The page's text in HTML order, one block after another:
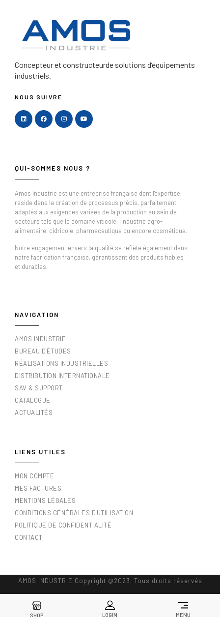
Concepteur et constructeurde solutions d’équipements
industriels.
NOUS SUIVRE
QUI-SOMMES NOUS ?
Amos Industrie est une entreprise française dont l'expertise
réside dans la création de processus précis, parfaitement
adaptés aux exigences variées de la production au sein de
secteurs tels que le domaine viticole, l'industrie agro-
alimentaire, cidricole, pharmaceutique ou encore cosmétique.
Notre engagement envers la qualité se reflète également dans
notre fabrication française, garantissant des produits fiables
et durables.
NAVIGATION
AMOS INDUSTRIE
BUREAU D'ÉTUDES
RÉALISATIONS INDUSTRIELLES
DISTRIBUTION INTERNATIONALE
SAV & SUPPORT
CATALOGUE
ACTUALITÉS
LIENS UTILES
MON COMPTE
MES FACTURES
MENTIONS LÉGALES
CONDITIONS GÉNÉRALES D'UTILISATION
POLITIQUE DE CONFIDENTIALITÉ
CONTACT
AMOS INDUSTRIE Copyright @2023. Tous droits réservés
SHOP LOGIN MENU